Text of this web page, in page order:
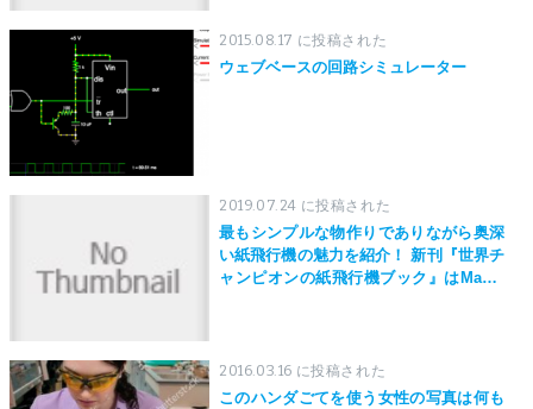
2015.08.17 に投稿された
ウェブベースの回路シミュレーター
2019.07.24 に投稿された
最もシンプルな物作りでありながら奥深
い紙飛行機の魅力を紹介！ 新刊『世界チ
ャンピオンの紙飛行機ブック』はMaker
2016.03.16 に投稿された
このハンダごてを使う女性の写真は何も